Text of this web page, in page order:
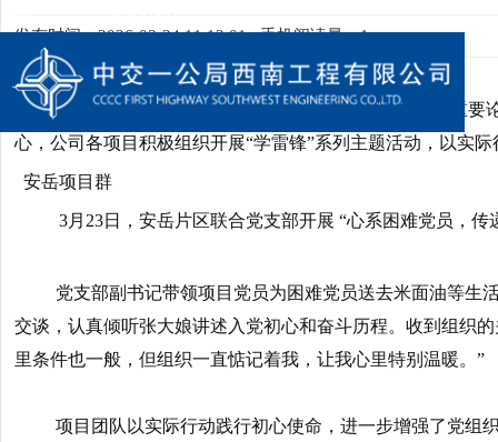
发布时间：2026-03-24 11:12:01手机阅读量：1
为深入学习贯彻习近平总书记关于弘扬雷锋精神的重要
心， 公司各项目积极组织开展“学雷锋”系列主题活动，以实
安岳项目群
3月23日，安岳片区联合党支部开展 “心系困难党员，传
党支部副书记带领项目党员为困难党员送去米面油等生
交谈，认真倾听张大娘讲述入党初心和奋斗历程。收到组织
里条件也一般，但组织一直惦记着我，让我心里特别温暖。”
项目团队以实际行动践行初心使命，进一步增强了党组